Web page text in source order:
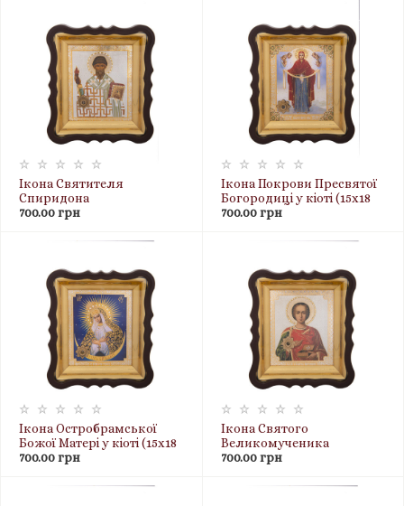
Ікона Святителя
Спиридона
Триміфунтського
капсулою ладану,
700.00 грн
Ікона Покрови Пресвятої
Богородиці у кіоті (15х18
см) з капсулою ладану,
700.00 грн
Ікона Остробрамської
Божої Матері у кіоті (15х18
см) з капсулою ладану,
700.00 грн
Ікона Святого
Великомученика
Пантелеймона Цілителя у
ладану, пластикова
700.00 грн